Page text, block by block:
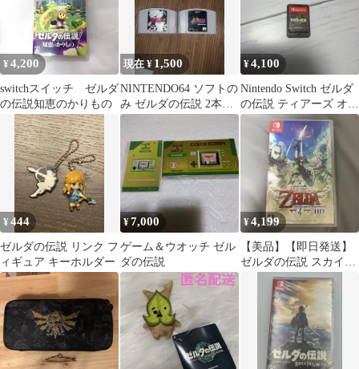
¥4,200
switchスイッチ ゼルダ
の伝説知恵のかりもの
現在 ¥ 1,500
NINTENDO64 ソフトの
み ゼルダの伝説 2本セ
ット
¥4,100
Nintendo Switch ゼルダ
の伝説 ティアーズ オブ
ザ キングダム
¥444
ゼルダの伝説 リンク フ
ィギュア キーホルダー
¥7,000
ゲーム＆ウオッチ ゼル
ダの伝説
¥4,199
【美品】【即日発送】
ゼルダの伝説 スカイウ
ォードソード HD